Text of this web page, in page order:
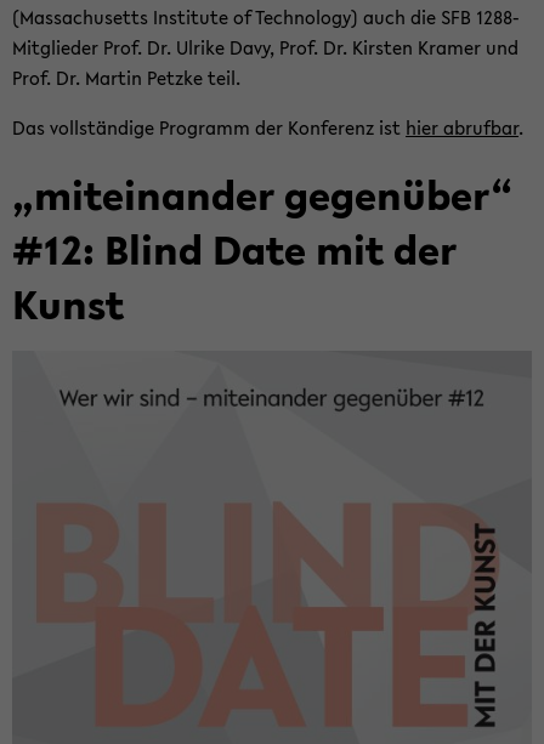
(Mas­sa­chu­setts In­sti­tu­te of Tech­no­lo­gy) auch die SFB 1288-​
Mitglieder Prof. Dr. Ul­ri­ke Davy, Prof. Dr. Kirs­ten Kra­mer und
Prof. Dr. Mar­tin Petz­ke teil.
Das voll­stän­di­ge Pro­gramm der Kon­fe­renz ist hier ab­ruf­bar.
„mit­ein­an­der ge­gen­über“
#12: Blind Date mit der
Kunst